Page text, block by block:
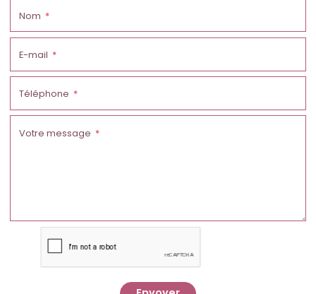
Nom
E-mail
Téléphone
Votre message